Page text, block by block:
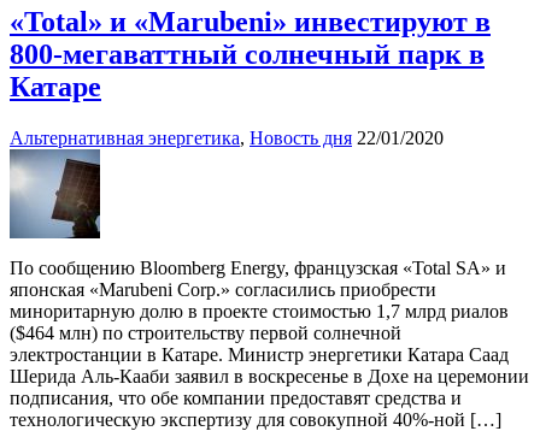
«Total» и «Marubeni» инвестируют в
800-мегаваттный солнечный парк в
Катаре
Альтернативная энергетика, Новость дня 22/01/2020
По сообщению Bloomberg Energy, французская «Total SA» и
японская «Marubeni Corp.» согласились приобрести
миноритарную долю в проекте стоимостью 1,7 млрд риалов
($464 млн) по строительству первой солнечной
электростанции в Катаре. Министр энергетики Катара Саад
Шерида Аль-Кааби заявил в воскресенье в Дохе на церемонии
подписания, что обе компании предоставят средства и
технологическую экспертизу для совокупной 40%-ной […]